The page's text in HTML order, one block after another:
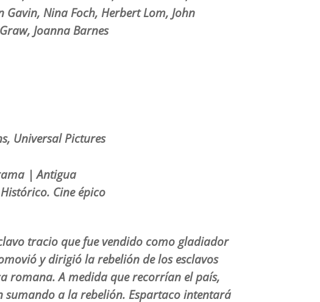
Gavin, Nina Foch, Herbert Lom, John
Joanna Barnes
Universal Pictures
| Antigua
Cine épico
tracio que fue vendido como gladiador
y dirigió la rebelión de los esclavos
romana. A medida que recorrían el país,
sumando a la rebelión. Espartaco intentará